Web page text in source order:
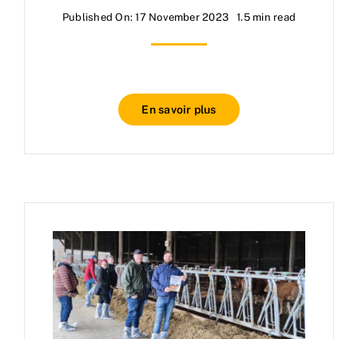
Published On: 17 November 2023 1.5 min read
En savoir plus